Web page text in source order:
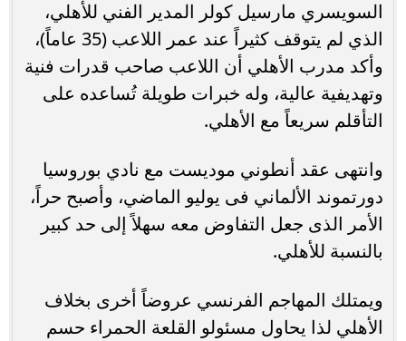
السويسري مارسيل كولر المدير الفني للأهلي،
الذي لم يتوقف كثيراً عند عمر اللاعب (35 عاماً)،
وأكد مدرب الأهلي أن اللاعب صاحب قدرات فنية
وتهديفية عالية، وله خبرات طويلة تُساعده على
التأقلم سريعاً مع الأهلي.
وانتهى عقد أنطوني موديست مع نادي بوروسيا
دورتموند الألماني فى يوليو الماضي، وأصبح حراً،
الأمر الذى جعل التفاوض معه سهلاً إلى حد كبير
بالنسبة للأهلي.
ويمتلك المهاجم الفرنسي عروضاً أخرى بخلاف
الأهلي لذا يحاول مسئولو القلعة الحمراء حسم